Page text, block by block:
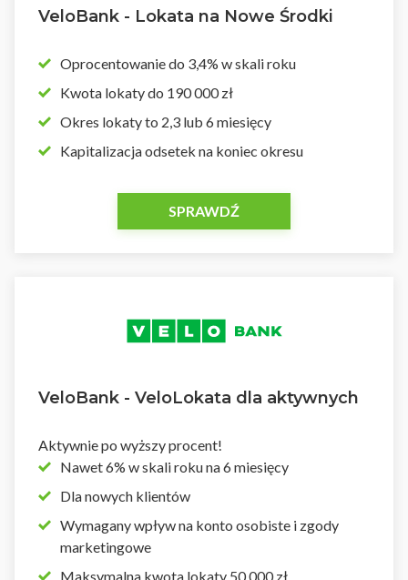
VeloBank - Lokata na Nowe Środki
Oprocentowanie do 3,4% w skali roku
Kwota lokaty do 190 000 zł
Okres lokaty to 2,3 lub 6 miesięcy
Kapitalizacja odsetek na koniec okresu
SPRAWDŹ
VeloBank - VeloLokata dla aktywnych
Aktywnie po wyższy procent!
Nawet 6% w skali roku na 6 miesięcy
Dla nowych klientów
Wymagany wpływ na konto osobiste i zgody
marketingowe
Maksymalna kwota lokaty 50 000 zł